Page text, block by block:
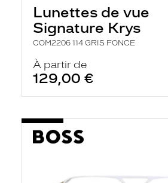
Lunettes de vue
Signature Krys
COM2206 114 GRIS FONCE
À partir de
129,00 €